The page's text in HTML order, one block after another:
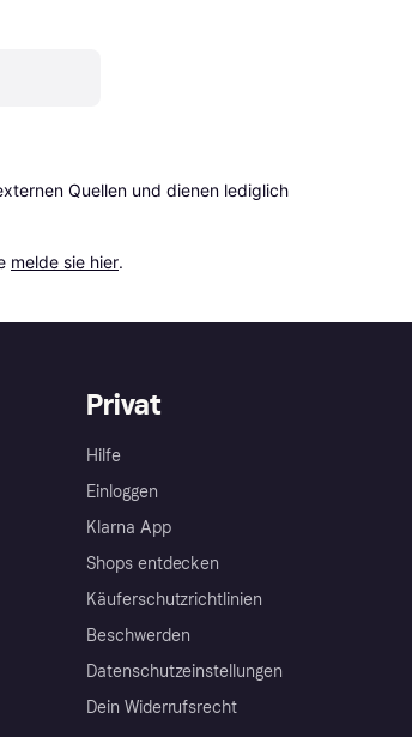
Quellen und dienen lediglich
melde sie hier.
Privat
Hilfe
Einloggen
Klarna App
Shops entdecken
Käuferschutzrichtlinien
Beschwerden
Datenschutzeinstellungen
Dein Widerrufsrecht